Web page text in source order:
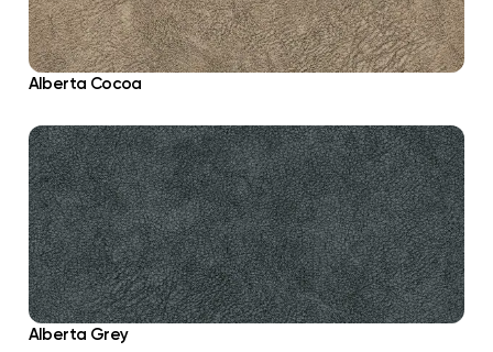
Alberta Cocoa
Alberta Grey